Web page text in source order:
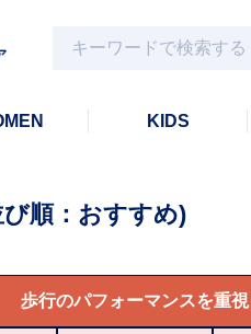
KIDS
び順：おすすめ)
歩行のパフォーマンスを重視